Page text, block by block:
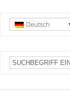
Deutsch